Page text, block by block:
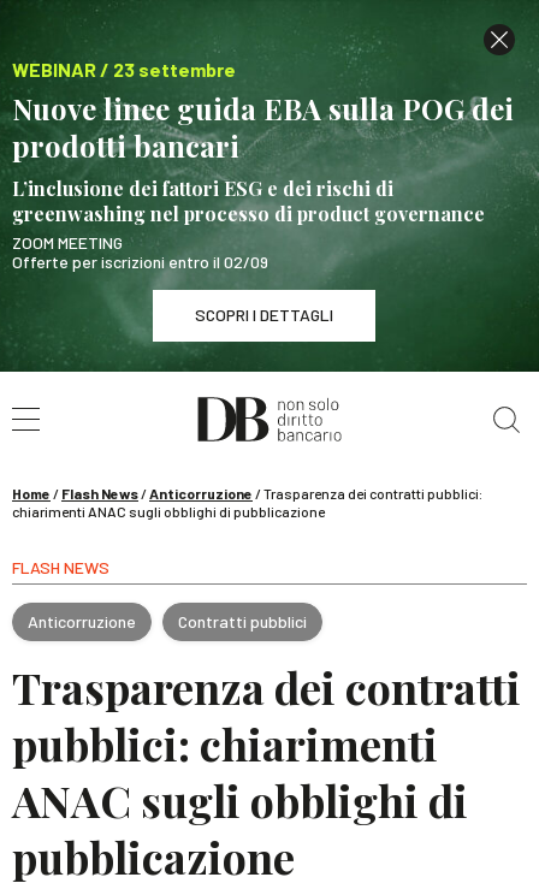
WEBINAR / 23 settembre
Nuove linee guida EBA sulla POG dei
prodotti bancari
L’inclusione dei fattori ESG e dei rischi di
greenwashing nel processo di product governance
ZOOM MEETING
Offerte per iscrizioni entro il 02/09
SCOPRI I DETTAGLI
WEBINAR / 23 settembre
Nuove linee guida EBA sulla POG dei prodotti
SCOPRI I DETTAGLI
Home / Flash News/Anticorruzione /Trasparenza dei contratti pubblici:
chiarimenti ANAC sugli obblighi di pubblicazione
FLASH NEWS
Anticorruzione Contratti pubblici
Trasparenza dei contratti
pubblici: chiarimenti
ANAC sugli obblighi di
pubblicazione